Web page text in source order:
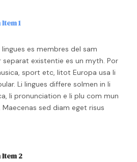
1
lingues es membres del sam
separat existentie es un myth. Por
sport etc, litot Europa usa li
Li lingues differe solmen in li
li pronunciation e li plu com mun
Maecenas sed diam eget risus
2